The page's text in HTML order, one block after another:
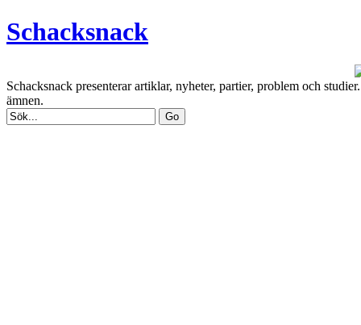
Schacksnack
Schacksnack presenterar artiklar, nyheter, partier, problem och
ämnen.